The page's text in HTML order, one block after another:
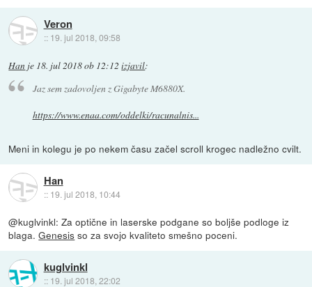
Veron
:: 19. jul 2018, 09:58
Han je 18. jul 2018 ob 12:12 izjavil:
Jaz sem zadovoljen z Gigabyte M6880X.
https://www.enaa.com/oddelki/racunalnis...
Meni in kolegu je po nekem času začel scroll krogec nadležno cvilt.
Han
:: 19. jul 2018, 10:44
@kuglvinkl: Za optične in laserske podgane so boljše podloge iz
blaga.Genesis so za svojo kvaliteto smešno poceni.
kuglvinkl
:: 19. jul 2018, 22:02